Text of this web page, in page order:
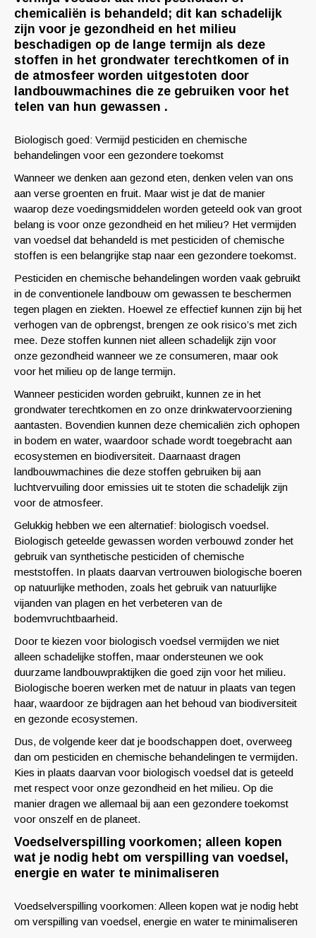
chemicaliën is behandeld; dit kan schadelijk
zijn voor je gezondheid en het milieu
beschadigen op de lange termijn als deze
stoffen in het grondwater terechtkomen of in
de atmosfeer worden uitgestoten door
landbouwmachines die ze gebruiken voor het
telen van hun gewassen .
Biologisch goed: Vermijd pesticiden en chemische
behandelingen voor een gezondere toekomst
Wanneer we denken aan gezond eten, denken velen van ons
aan verse groenten en fruit. Maar wist je dat de manier
waarop deze voedingsmiddelen worden geteeld ook van groot
belang is voor onze gezondheid en het milieu? Het vermijden
van voedsel dat behandeld is met pesticiden of chemische
stoffen is een belangrijke stap naar een gezondere toekomst.
Pesticiden en chemische behandelingen worden vaak gebruikt
in de conventionele landbouw om gewassen te beschermen
tegen plagen en ziekten. Hoewel ze effectief kunnen zijn bij het
verhogen van de opbrengst, brengen ze ook risico’s met zich
mee. Deze stoffen kunnen niet alleen schadelijk zijn voor
onze gezondheid wanneer we ze consumeren, maar ook
voor het milieu op de lange termijn.
Wanneer pesticiden worden gebruikt, kunnen ze in het
grondwater terechtkomen en zo onze drinkwatervoorziening
aantasten. Bovendien kunnen deze chemicaliën zich ophopen
in bodem en water, waardoor schade wordt toegebracht aan
ecosystemen en biodiversiteit. Daarnaast dragen
landbouwmachines die deze stoffen gebruiken bij aan
luchtvervuiling door emissies uit te stoten die schadelijk zijn
voor de atmosfeer.
Gelukkig hebben we een alternatief: biologisch voedsel.
Biologisch geteelde gewassen worden verbouwd zonder het
gebruik van synthetische pesticiden of chemische
meststoffen. In plaats daarvan vertrouwen biologische boeren
op natuurlijke methoden, zoals het gebruik van natuurlijke
vijanden van plagen en het verbeteren van de
bodemvruchtbaarheid.
Door te kiezen voor biologisch voedsel vermijden we niet
alleen schadelijke stoffen, maar ondersteunen we ook
duurzame landbouwpraktijken die goed zijn voor het milieu.
Biologische boeren werken met de natuur in plaats van tegen
haar, waardoor ze bijdragen aan het behoud van biodiversiteit
en gezonde ecosystemen.
Dus, de volgende keer dat je boodschappen doet, overweeg
dan om pesticiden en chemische behandelingen te vermijden.
Kies in plaats daarvan voor biologisch voedsel dat is geteeld
met respect voor onze gezondheid en het milieu. Op die
manier dragen we allemaal bij aan een gezondere toekomst
voor onszelf en de planeet.
Voedselverspilling voorkomen; alleen kopen
wat je nodig hebt om verspilling van voedsel,
energie en water te minimaliseren
Voedselverspilling voorkomen: Alleen kopen wat je nodig hebt
om verspilling van voedsel, energie en water te minimaliseren